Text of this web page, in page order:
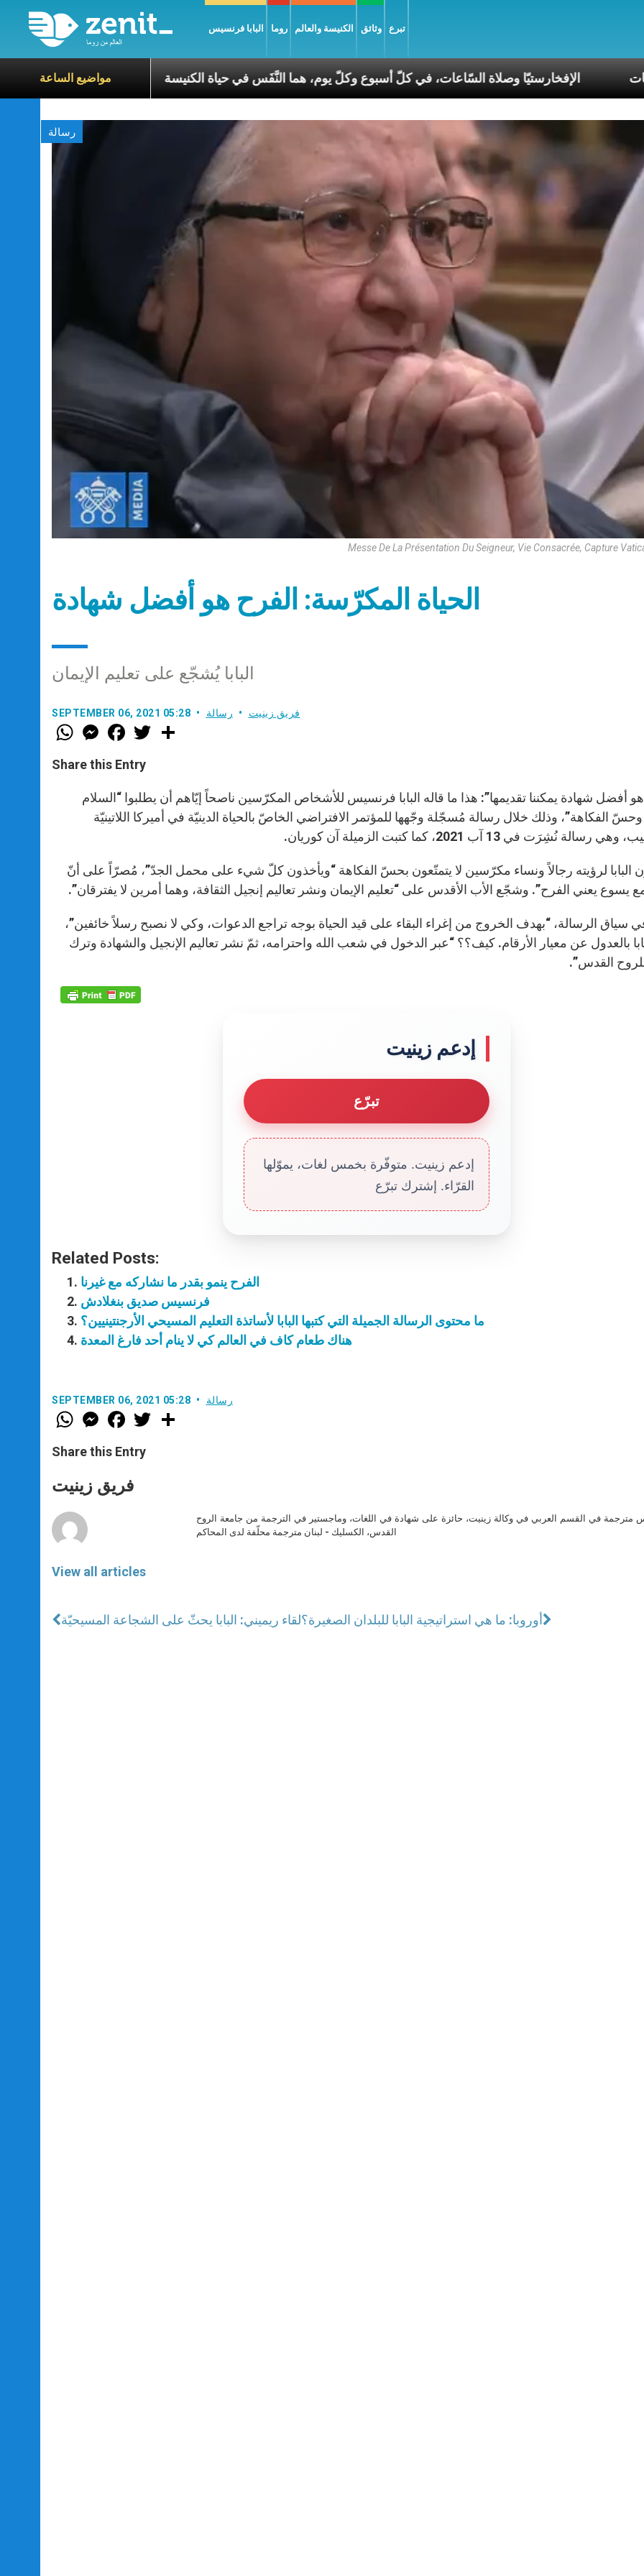
البابا فرنسيس روما الكنيسة والعالم وثائق تبرع
مواضيع الساعةالإفخارستيّا وصلاة السّاعات، في كلّ أسبوع وكلّ يوم، هما النَّفَس في حياة الكنيسة عصر الانقسامات
رسالة
Messe De La Présentation Du Seigneur, Vie Consacrée, Capture
الحياة المكرّسة: الفرح هو أفضل شهادة
البابا يُشجّع على تعليم الإيمان
SEPTEMBER 06, 2021 05:28 فريق زينيت رسالة
W
h
t
s
p
M
e
s
e
g
e
r
F
a
e
b
o
k
w
r
Share this Entry
أفضل شهادة يمكننا تقديمها”: هذا ما قاله البابا فرنسيس للأشخاص المكرّسين ناصحاً إيّاهم أن يطلبوا “السلام
الفكاهة”، وذلك خلال رسالة مُسجّلة وجّهها للمؤتمر الافتراضي الخاصّ بالحياة الدينيّة في أميركا اللاتينيّة
رسالة نُشِرَت في 13 آب 2021، كما كتبت الزميلة آن كوريان.
البابا لرؤيته رجالاً ونساء مكرّسين لا يتمتّعون بحسّ الفكاهة “ويأخذون كلّ شيء على محمل الجدّ”، مُصرّاً على أنّ
مع يسوع يعني الفرح”. وشجّع الأب الأقدس على “تعليم الإيمان ونشر تعاليم إنجيل الثقافة، وهما أمرين لا يفترقان”.
سياق الرسالة، “بهدف الخروج من إغراء البقاء على قيد الحياة بوجه تراجع الدعوات، وكي لا نصبح رسلاً خائفين”،
بالعدول عن معيار الأرقام. كيف؟؟ “عبر الدخول في شعب الله واحترامه، ثمّ نشر تعاليم الإنجيل والشهادة وترك
القدس”.
إدعم زينيت
تبرّع
إدعم زينيت. متوفّرة بخمس لغات، يموّلها
القرّاء. إشترك تبرّع
Related Posts:
الفرح ينمو بقدر ما نشاركه مع غيرنا
فرنسيس صديق بنغلادش
ما محتوى الرسالة الجميلة التي كتبها البابا لأساتذة التعليم المسيحي الأرجنتينيين؟
هناك طعام كاف في العالم كي لا ينام أحد فارغ المعدة
SEPTEMBER 06, 2021 05:28 رسالة
W
h
t
s
p
p
M
e
s
e
g
e
F
a
e
b
o
k
w
Share this Entry
فريق زينيت
View all articles
في القسم العربي في وكالة زينيت، حائزة على شهادة في اللغات، وماجستير في الترجمة من جامعة الروح
القدس، الكسليك - لبنان مترجمة محلّفة لدى المحاكم
لقاء ريميني: البابا يحثّ على الشجاعة المسيحيّةأوروبا: ما هي استراتيجية البابا للبلدان الصغيرة؟